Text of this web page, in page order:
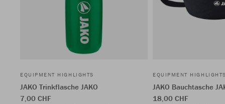
EQUIPMENT HIGHLIGHTS
JAKO Trinkflasche JAKO
7,00 CHF
EQUIPMENT
JAKO Bauchtasche
18,00 CHF